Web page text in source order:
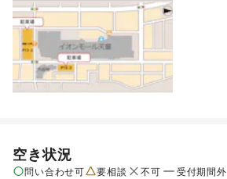
空き状況
問い合わせ可 要相談 不可 受付期間外